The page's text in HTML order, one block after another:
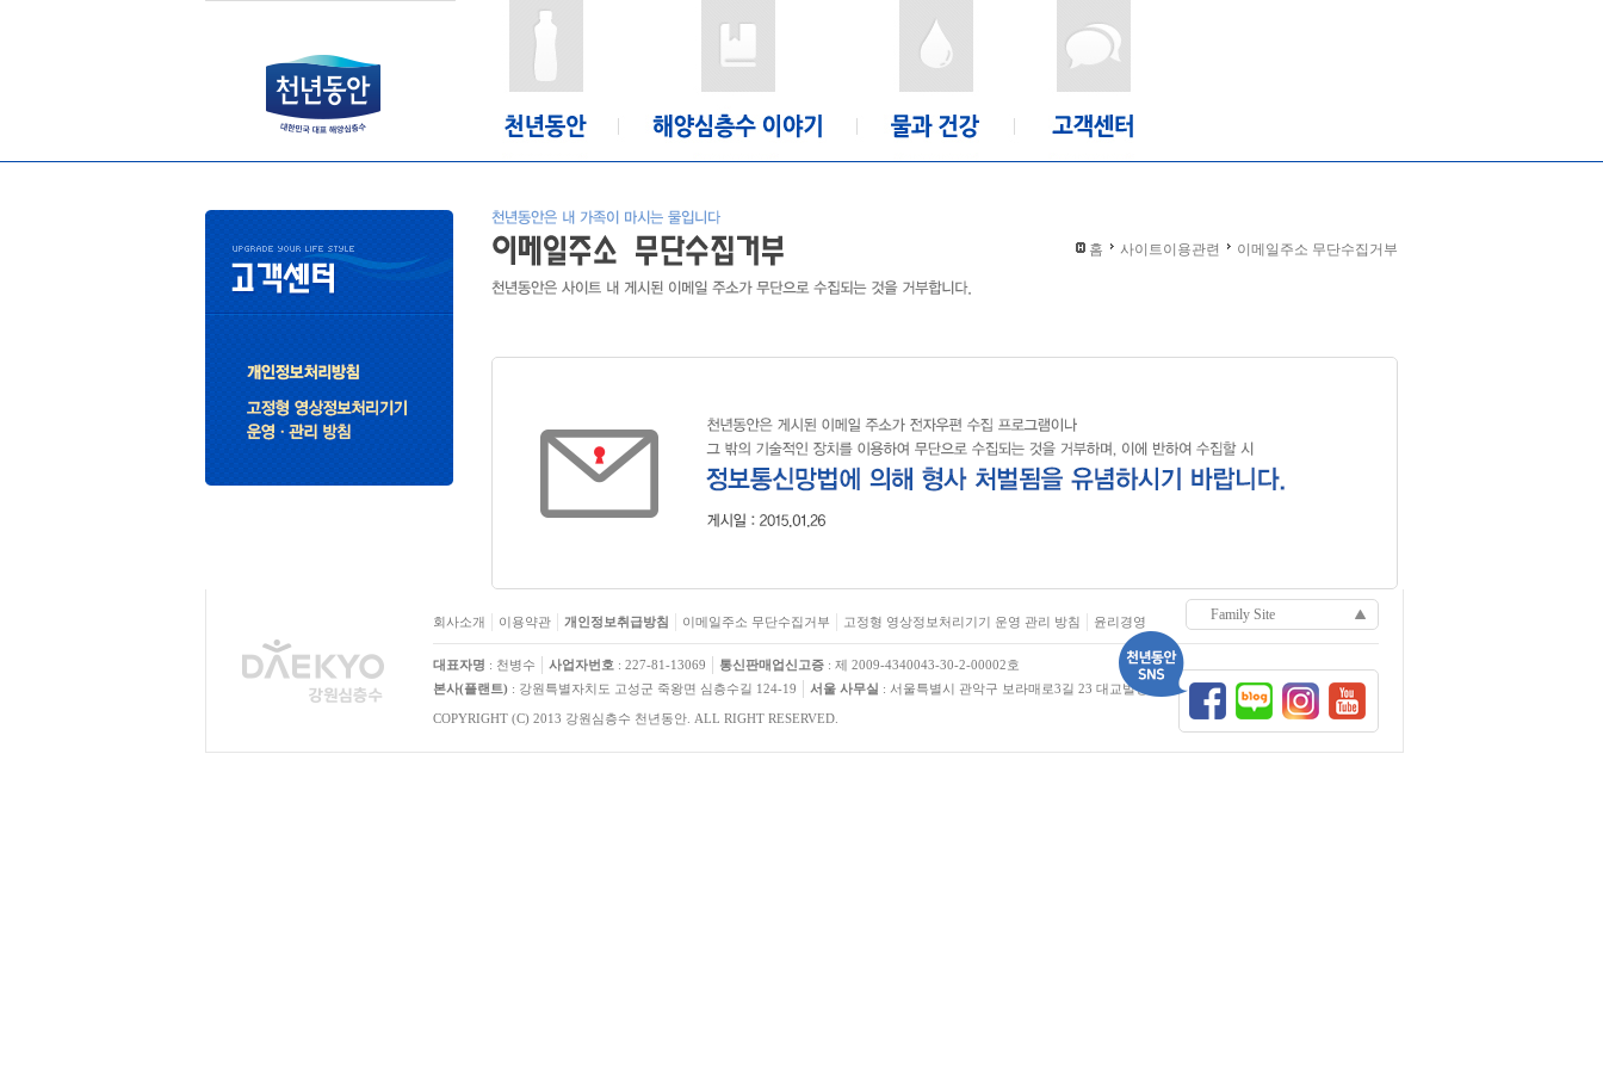
홈 사이트이용관련 이메일주소 무단수집거부
Family Site
천년동안 쇼핑몰
대교홀딩스
대교에듀캠프
대교D&S
대교CNS
회사소개 이용약관 개인정보취급방침 이메일주소 무단수집거부 고정형 영상정보처리기기 운영 관리 방침 윤리경영
대표자명 : 천병수 사업자번호 : 227-81-13069 통신판매업신고증 : 제 2009-4340043-30-2-00002호
본사(플랜트) : 강원특별자치도 고성군 죽왕면 심층수길 124-19 서울 사무실 : 서울특별시 관악구 보라매로3길 23 대교빌딩 8F
COPYRIGHT (C) 2013 강원심층수 천년동안. ALL RIGHT RESERVED.